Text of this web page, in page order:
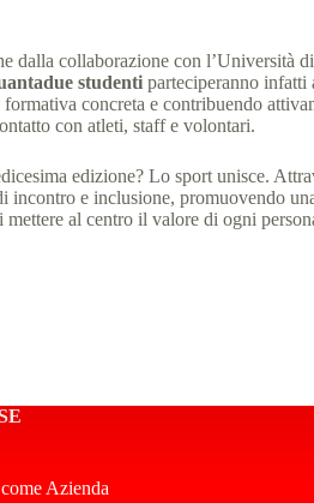
dalla collaborazione con l’Università
studenti parteciperanno infatti
concreta e contribuendo
con atleti, staff e volontari.
edizione? Lo sport unisce.
incontro e inclusione, promuovendo
al centro il valore di ogni
Azienda